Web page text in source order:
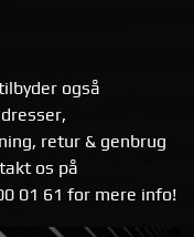
også
retur & genbrug
os på
01 61 for mere info!